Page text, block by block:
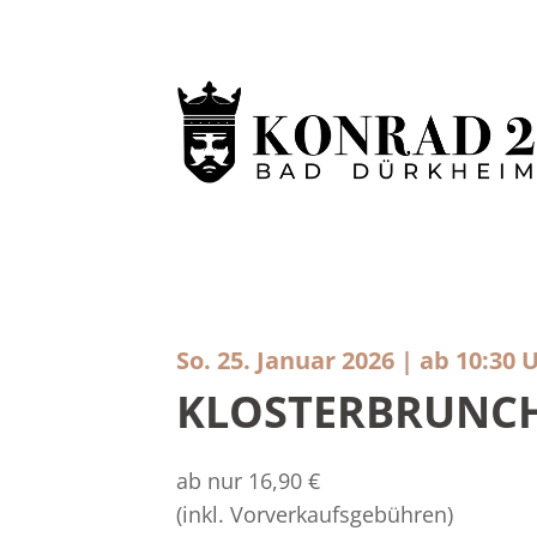
So. 25. Januar 2026 | ab 10:30
ab nur 16,90 €
(inkl. Vorverkaufsgebühren)